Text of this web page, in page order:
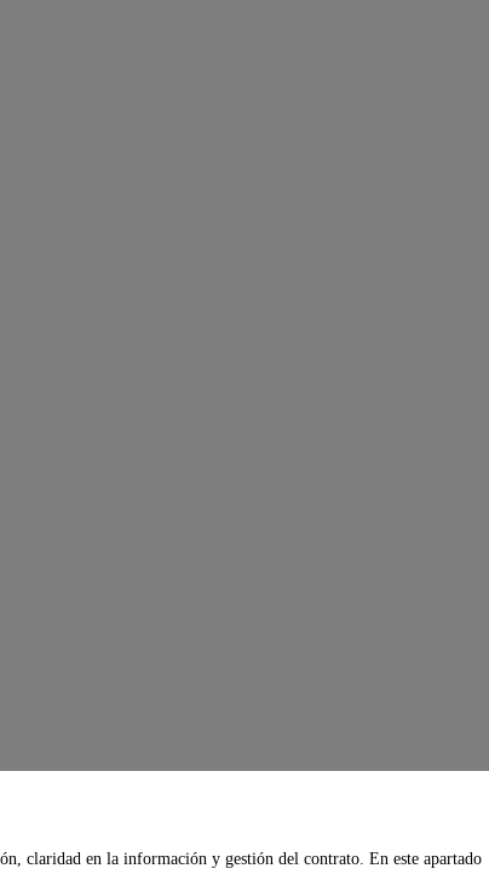
claridad en la información y gestión del contrato. En este apartado